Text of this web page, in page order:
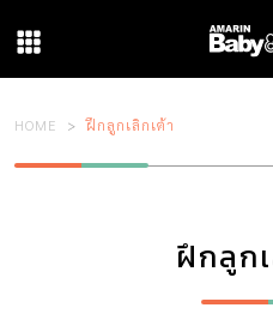
HOME ฝึกลูกเลิกเต้า
ฝึกลูก